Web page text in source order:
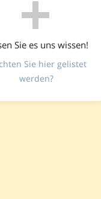
Sie es uns wissen!
Sie hier gelistet
werden?